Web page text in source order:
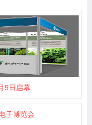
9日启幕
子博览会